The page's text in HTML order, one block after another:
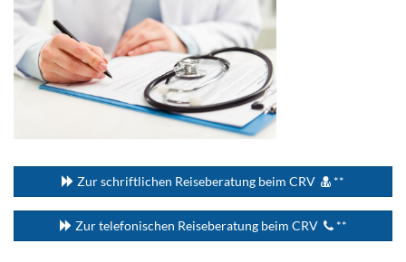
Zur schriftlichen Reiseberatung beim CRV **
Zur telefonischen Reiseberatung beim CRV **